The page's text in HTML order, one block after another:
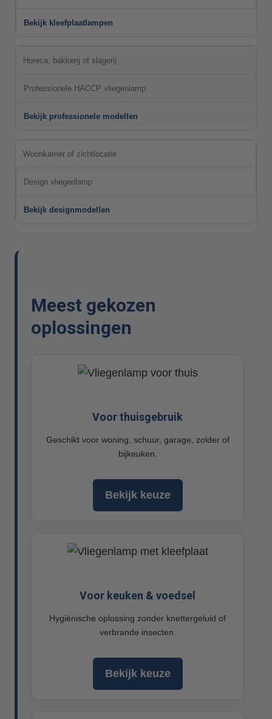
Bekijk kleefplaatlampen
Horeca, bakkerij of slagerij
Professionele HACCP vliegenlamp
Bekijk professionele modellen
Woonkamer of zichtlocatie
Design vliegenlamp
Bekijk designmodellen
Meest gekozen
oplossingen
Voor thuisgebruik
Geschikt voor woning, schuur, garage, zolder of
bijkeuken.
Bekijk keuze
Voor keuken & voedsel
Hygiënische oplossing zonder knettergeluid of
verbrande insecten.
Bekijk keuze